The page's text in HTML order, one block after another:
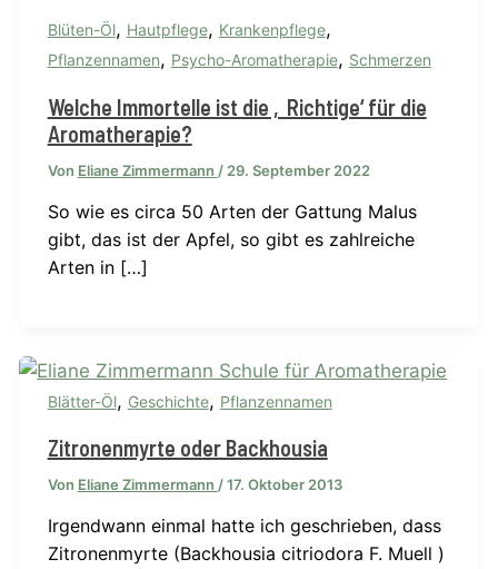
Blüten-Öl, Hautpflege, Krankenpflege,
Pflanzennamen, Psycho-Aromatherapie, Schmerzen
Welche Immortelle ist die ‚Richtige‘ für die
Aromatherapie?
Von Eliane Zimmermann / 29. September 2022
So wie es circa 50 Arten der Gattung Malus
gibt, das ist der Apfel, so gibt es zahlreiche
Arten in […]
Blätter-Öl, Geschichte, Pflanzennamen
Zitronenmyrte oder Backhousia
Von Eliane Zimmermann /17. Oktober 2013
Irgendwann einmal hatte ich geschrieben, dass
Zitronenmyrte (Backhousia citriodora F. Muell )